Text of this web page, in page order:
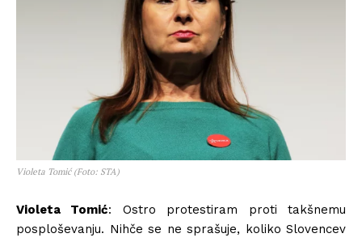
Violeta Tomić (Foto: STA)
Violeta Tomić: Ostro protestiram proti takšnemu
posploševanju. Nihče se ne sprašuje, koliko Slovencev